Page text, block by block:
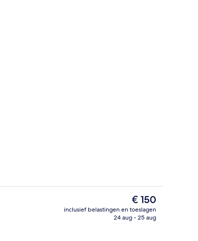
De
huidige
prijs
€ 150
inclusief belastingen en toeslagen
24 aug - 25 aug